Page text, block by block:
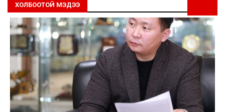
ХОЛБООТОЙ МЭДЭЭ